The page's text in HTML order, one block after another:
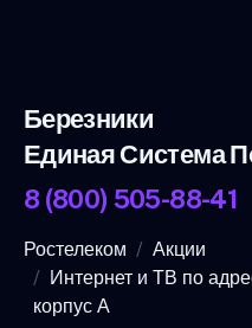
Березники
Единая Система
8 (800) 505-88-41
Ростелеком
Акции
Интернет и ТВ по
корпус А